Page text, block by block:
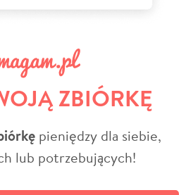
ZBIÓRKĘ
pieniędzy dla siebie,
lub potrzebujących!